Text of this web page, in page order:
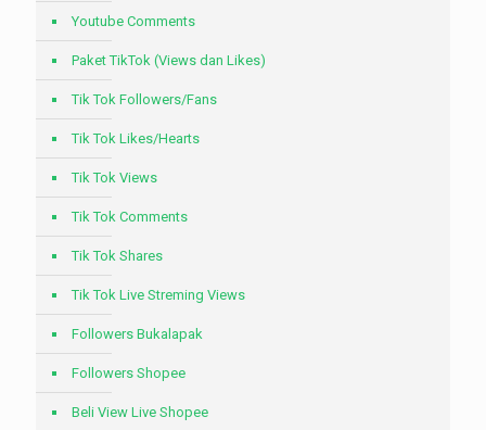
Youtube Comments
Paket TikTok (Views dan Likes)
Tik Tok Followers/Fans
Tik Tok Likes/Hearts
Tik Tok Views
Tik Tok Comments
Tik Tok Shares
Tik Tok Live Streming Views
Followers Bukalapak
Followers Shopee
Beli View Live Shopee